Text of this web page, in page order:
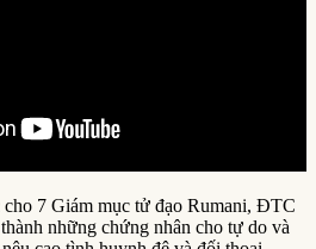
7 Giám mục tử đạo Rumani, ĐTC
những chứng nhân cho tự do và